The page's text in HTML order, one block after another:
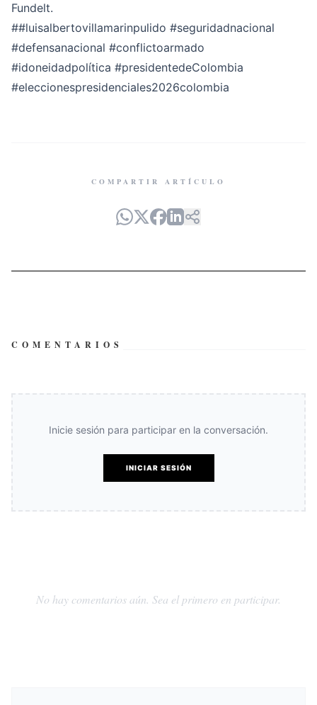
Fundelt.
##luisalbertovillamarinpulido #seguridadnacional
#defensanacional #conflictoarmado
#idoneidadpolítica #presidentedeColombia
#eleccionespresidenciales2026colombia
COMPARTIR ARTÍCULO
COMENTARIOS
Inicie sesión para participar en la conversación.
INICIAR SESIÓN
No hay comentarios aún. Sea el primero en participar.